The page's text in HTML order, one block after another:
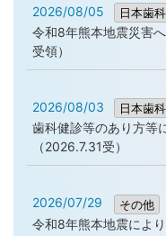
2026/08/05 日本歯
令和8年熊本地震災害
受領）
2026/08/03 日本歯
歯科健診等のあり方等
（2026.7.31受）
2026/07/29 その他
令和8年熊本地震によ